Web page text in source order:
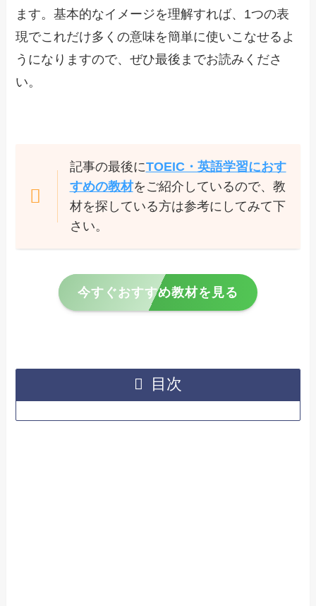
ます。基本的なイメージを理解すれば、1つの表
現でこれだけ多くの意味を簡単に使いこなせるよ
うになりますので、ぜひ最後までお読みくださ
い。
記事の最後にTOEIC・英語学習におす
すめの教材をご紹介しているので、教
材を探している方は参考にしてみて下
さい。
今すぐおすすめ教材を見る
目次